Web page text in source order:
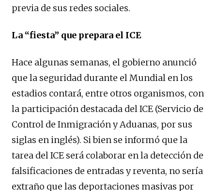
previa de sus redes sociales.
La “fiesta” que prepara el ICE
Hace algunas semanas, el gobierno anunció
que la seguridad durante el Mundial en los
estadios contará, entre otros organismos, con
la participación destacada del ICE (Servicio de
Control de Inmigración y Aduanas, por sus
siglas en inglés). Si bien se informó que la
tarea del ICE será colaborar en la detección de
falsificaciones de entradas y reventa, no sería
extraño que las deportaciones masivas por